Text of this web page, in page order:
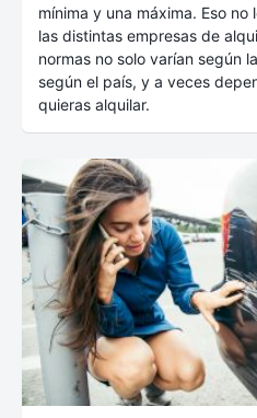
mínima y una máxima. Eso
las distintas empresas de
normas no solo varían según
según el país, y a veces
quieras alquilar.